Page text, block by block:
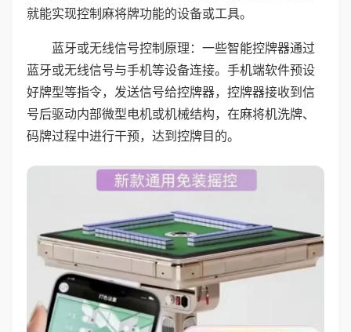
就能实现控制麻将牌功能的设备或工具。
蓝牙或无线信号控制原理：一些智能控牌器通过
蓝牙或无线信号与手机等设备连接。手机端软件预设
好牌型等指令，发送信号给控牌器，控牌器接收到信
号后驱动内部微型电机或机械结构，在麻将机洗牌、
码牌过程中进行干预，达到控牌目的。